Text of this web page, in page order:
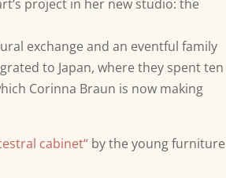
project in her new studio: the
exchange and an eventful family
to Japan, where they spent ten
Corinna Braun is now making
cabinet“ by the young furniture